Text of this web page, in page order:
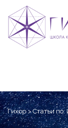
content
Гихор>Статьи